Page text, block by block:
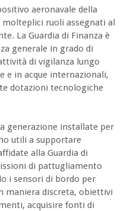
aeronavale della
molteplici ruoli assegnati al
La Guardia di Finanza è
generale in grado di
di vigilanza lungo
e in acque internazionali,
dotazioni tecnologiche
generazione installate per
utili a supportare
alla Guardia di
di pattugliamento
i sensori di bordo per
maniera discreta, obiettivi
acquisire fonti di